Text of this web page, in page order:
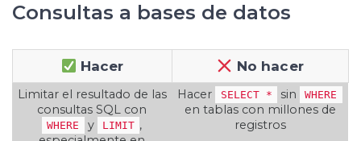
Consultas a bases de datos
Hacer No hacer
Limitar el resultado de las
consultas SQL con
WHERE y LIMIT ,
Hacer SELECT * sin WHERE
en tablas con millones de
registros